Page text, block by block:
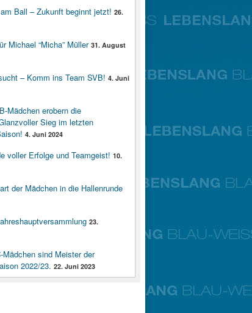
Ball – Zukunft beginnt jetzt! 26.
Michael “Micha” Müller 31. August
– Komm ins Team SVB! 4. Juni
Mädchen erobern die
Sieg im letzten
4. Juni 2024
voller Erfolge und Teamgeist! 10.
der Mädchen in die Hallenrunde
23.
Mädchen sind Meister der
2022/23. 22. Juni 2023